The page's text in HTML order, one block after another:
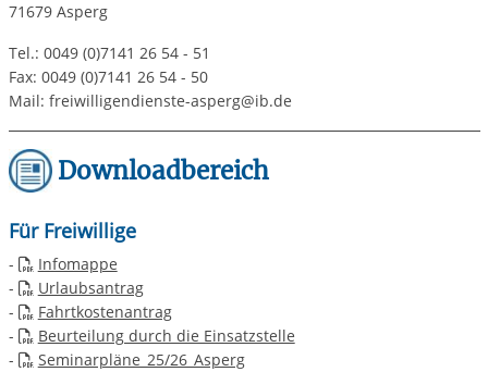
71679 Asperg
Tel.: 0049 (0)7141 26 54 - 51
Fax: 0049 (0)7141 26 54 - 50
Mail: freiwilligendienste-asperg@ib.de
Downloadbereich
Für Freiwillige
-
Infomappe
-
Urlaubsantrag
-
Fahrtkostenantrag
-
Beurteilung durch die Einsatzstelle
-
Seminarpläne_25/26_Asperg